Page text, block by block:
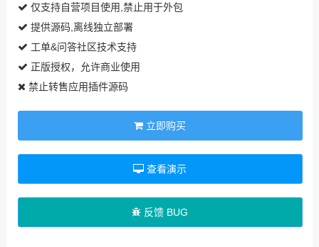
仅支持自营项目使用,禁止用于外包
提供源码,离线独立部署
工单&问答社区技术支持
正版授权，允许商业使用
禁止转售应用插件源码
立即购买
查看演示
反馈 BUG